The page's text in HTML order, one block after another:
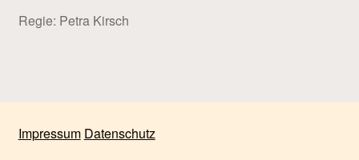
Regie: Petra Kirsch
Impressum Datenschutz